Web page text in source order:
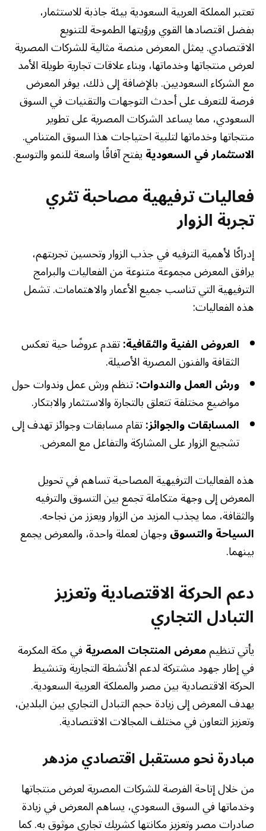
تعتبر المملكة العربية السعودية بيئة جاذبة للاستثمار،
بفضل اقتصادها القوي ورؤيتها الطموحة للتنويع
الاقتصادي. يمثل المعرض منصة مثالية للشركات المصرية
لعرض منتجاتها وخدماتها، وبناء علاقات تجارية طويلة الأمد
مع الشركاء السعوديين. بالإضافة إلى ذلك، يوفر المعرض
فرصة للتعرف على أحدث التوجهات والتقنيات في السوق
السعودي، مما يساعد الشركات المصرية على تطوير
منتجاتها وخدماتها لتلبية احتياجات هذا السوق المتنامي.
الاستثمار في السعوديةيفتح آفاقًا واسعة للنمو والتوسع.
فعاليات ترفيهية مصاحبة تثري
تجربة الزوار
إدراكًا لأهمية الترفيه في جذب الزوار وتحسين تجربتهم،
يرافق المعرض مجموعة متنوعة من الفعاليات والبرامج
الترفيهية التي تناسب جميع الأعمار والاهتمامات. تشمل
هذه الفعاليات:
العروض الفنية والثقافية:تقدم عروضًا حية تعكس
الثقافة والفنون المصرية الأصيلة.
ورش العمل والندوات:تنظم ورش عمل وندوات حول
مواضيع مختلفة تتعلق بالتجارة والاستثمار والابتكار.
المسابقات والجوائز:تقام مسابقات وجوائز تهدف إلى
تشجيع الزوار على المشاركة والتفاعل مع المعرض.
هذه الفعاليات الترفيهية المصاحبة تساهم في تحويل
المعرض إلى وجهة متكاملة تجمع بين التسوق والترفيه
والثقافة، مما يجذب المزيد من الزوار ويعزز من نجاحه.
السياحة والتسوقوجهان لعملة واحدة، والمعرض يجمع
بينهما.
دعم الحركة الاقتصادية وتعزيز
التبادل التجاري
يأتي تنظيممعرض المنتجات المصريةفي مكة المكرمة
في إطار جهود مشتركة لدعم الأنشطة التجارية وتنشيط
الحركة الاقتصادية بين مصر والمملكة العربية السعودية.
يهدف المعرض إلى زيادة حجم التبادل التجاري بين البلدين،
وتعزيز التعاون في مختلف المجالات الاقتصادية.
مبادرة نحو مستقبل اقتصادي مزدهر
من خلال إتاحة الفرصة للشركات المصرية لعرض منتجاتها
وخدماتها في السوق السعودي، يساهم المعرض في زيادة
صادرات مصر وتعزيز مكانتها كشريك تجاري موثوق به. كما